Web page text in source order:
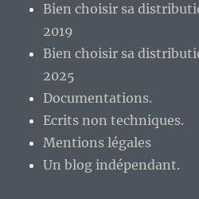
Bien choisir sa
2019
Bien choisir sa
2025
Documentations.
Ecrits non techniques.
Mentions légales
Un blog indépendant.